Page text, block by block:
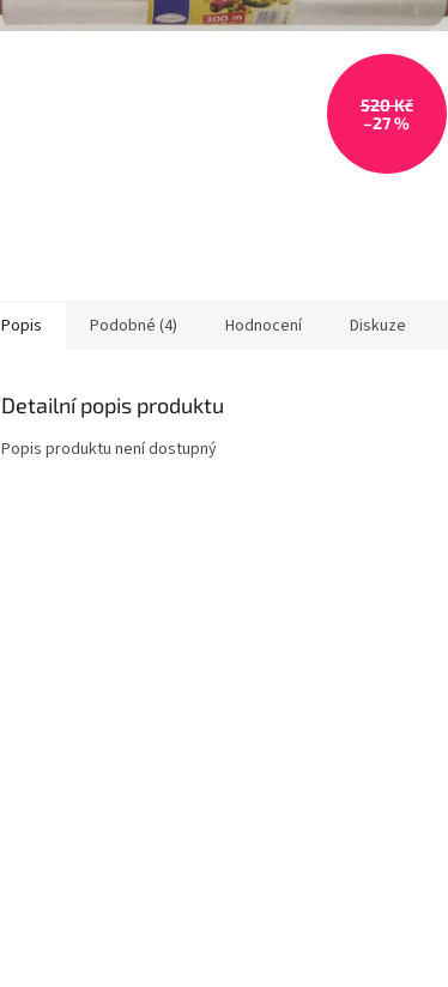
520 Kč
–27 %
Popis Podobné (4) Hodnocení Diskuze
Detailní popis produktu
Popis produktu není dostupný